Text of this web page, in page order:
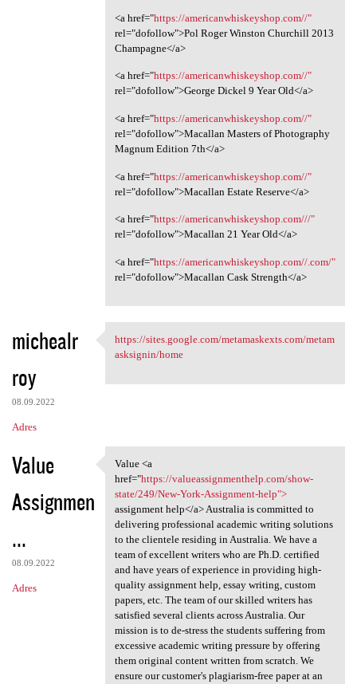
<a href="https://americanwhiskeyshop.com//"
rel="dofollow">Pol Roger Winston Churchill 2013
Champagne</a>
<a href="https://americanwhiskeyshop.com//"
rel="dofollow">George Dickel 9 Year Old</a>
<a href="https://americanwhiskeyshop.com//"
rel="dofollow">Macallan Masters of Photography
Magnum Edition 7th</a>
<a href="https://americanwhiskeyshop.com//"
rel="dofollow">Macallan Estate Reserve</a>
<a href="https://americanwhiskeyshop.com///"
rel="dofollow">Macallan 21 Year Old</a>
<a href="https://americanwhiskeyshop.com//.com/"
rel="dofollow">Macallan Cask Strength</a>
michealr
roy
08.09.2022
Adres
https://sites.google.com
https://sites.google.com/metamaskexts.com/metam
asksignin/home
Value
Assignmen
...
08.09.2022
Adres
Value <a href="https:/
Value <a
href="https://valueassignmenthelp.com/show-
state/249/New-York-Assignment-help">
assignment help</a> Australia is committed to
delivering professional academic writing solutions
to the clientele residing in Australia. We have a
team of excellent writers who are Ph.D. certified
and have years of experience in providing high-
quality assignment help, essay writing, custom
papers, etc. The team of our skilled writers has
satisfied several clients across Australia. Our
mission is to de-stress the students suffering from
excessive academic writing pressure by offering
them original content written from scratch. We
ensure our customer's plagiarism-free paper at an